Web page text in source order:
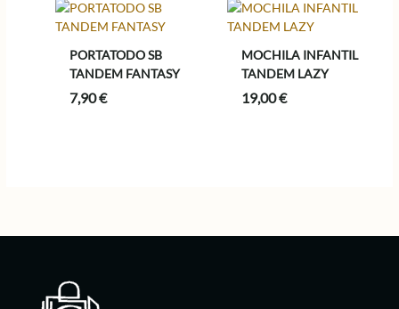
PORTATODO SB
TANDEM FANTASY
7,90€
MOCHILA INFANTIL
TANDEM LAZY
19,00€